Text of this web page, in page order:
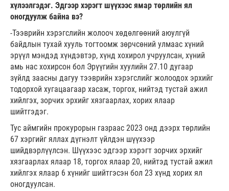
хүлээлгэдэг. Эдгээр хэрэгт шүүхээс ямар төрлийн ял
оногдуулж байна вэ?
-Тээврийн хэрэгслийн жолооч хөдөлгөөний аюулгүй
байдлын тухай хууль тогтоомж зөрчсөний улмаас хүний
эрүүл мэндэд хүндэвтэр, хүнд хохирол учруулсан, хүний
амь нас хохирсон бол Эрүүгийн хуулийн 27.10 дугаар
зүйлд заасны дагуу тээврийн хэрэгслийг жолоодох эрхийг
тодорхой хугацаагаар хасаж, торгох, нийтэд тустай ажил
хийлгэх, зорчих эрхийг хязгаарлах, хорих ялаар
шийтгэдэг.
Тус аймгийн прокурорын газраас 2023 онд дээрх төрлийн
67 хэргийг яллах дүгнэлт үйлдэн шүүхээр
шийдвэрлүүлсэн. Шүүхээс эдгээр хэрэгт зорчих эрхийг
хязгаарлах ялаар 18, торгох ялаар 20, нийтэд тустай ажил
хийлгэх ялаар 6 хүнийг шийтгэсэн бол 23 хүнд хорих ял
оногдуулсан.